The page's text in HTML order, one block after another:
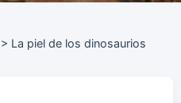
> La piel de los dinosaurios